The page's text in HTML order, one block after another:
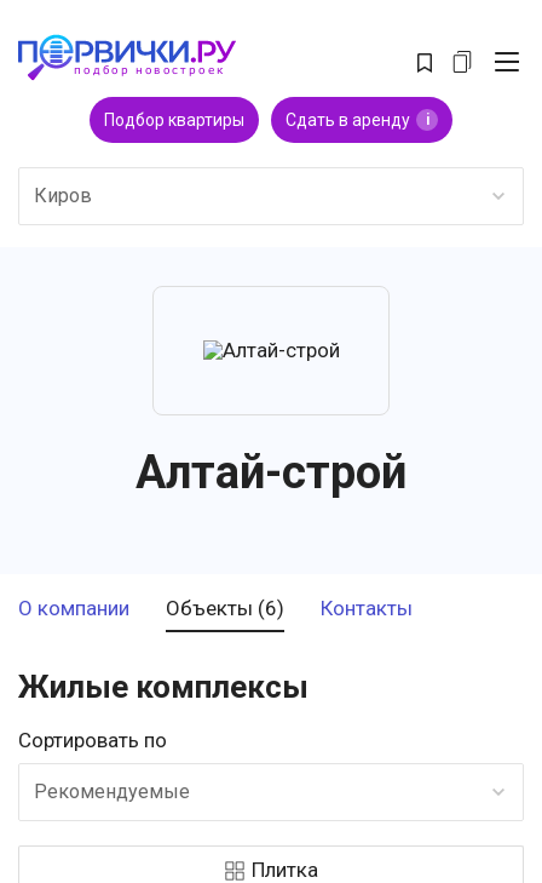
Подбор квартиры Сдать в аренду i
Киров
Алтай-строй
О компании Объекты (6) Контакты
Жилые комплексы
Сортировать по
Рекомендуемые
Плитка